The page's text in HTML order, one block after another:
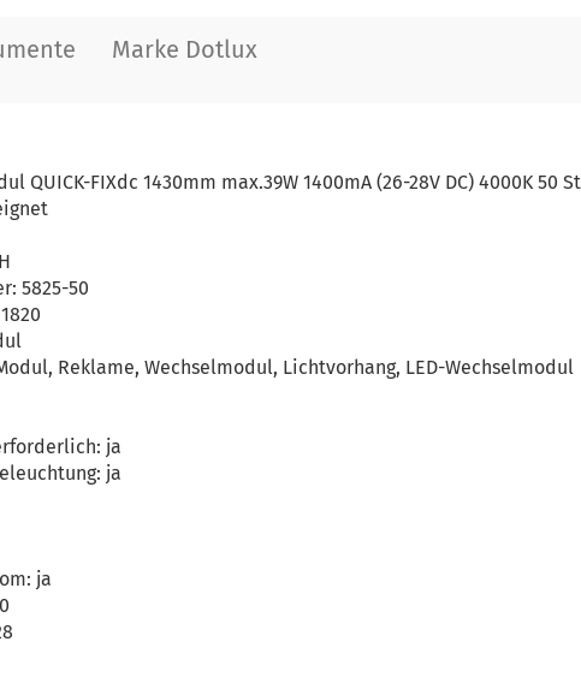
Marke Dotlux
QUICK-FIXdc 1430mm max.39W 1400mA (26-28V DC) 4000K 50
5825-50
Reklame, Wechselmodul, Lichtvorhang, LED-Wechselmodul
ja
ja
ja